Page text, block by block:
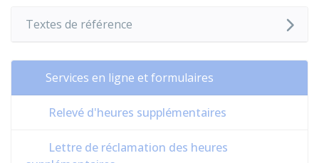
Textes de référence
Services en ligne et formulaires
Relevé d'heures supplémentaires
Lettre de réclamation des heures